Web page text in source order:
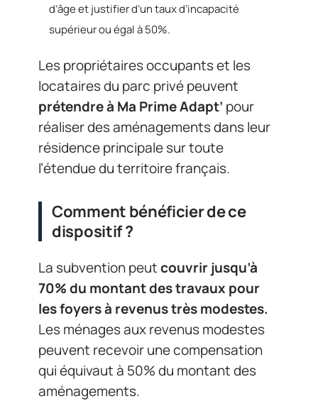
d’âge et justifier d’un taux d’incapacité
supérieur ou égal à 50%.
Les propriétaires occupants et les
locataires du parc privé peuvent
prétendre à Ma Prime Adapt’ pour
réaliser des aménagements dans leur
résidence principale sur toute
l’étendue du territoire français.
Comment bénéficier de ce
dispositif ?
La subvention peutcouvrir jusqu’à
70% du montant des travaux pour
les foyers à revenus très modestes.
Les ménages aux revenus modestes
peuvent recevoir une compensation
qui équivaut à 50% du montant des
aménagements.